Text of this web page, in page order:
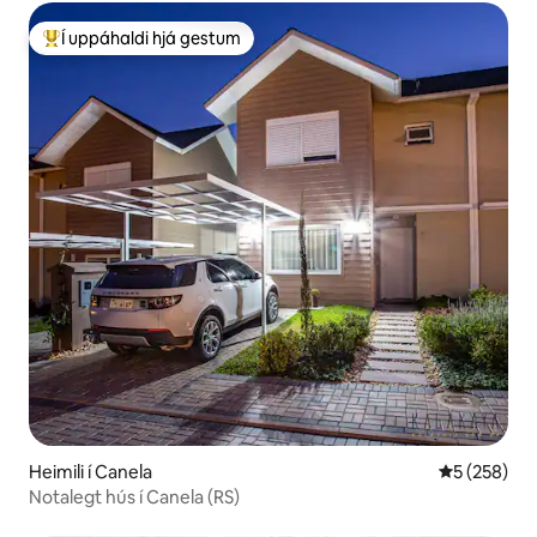
Í mestu uppáhaldi hjá gestum
Í uppáhaldi hjá gestum
Heimili í Canela 5 af 5 í
5 (258)
Notalegt hús í Canela (RS)